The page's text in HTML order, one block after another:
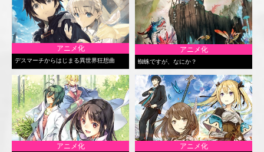
アニメ化
デスマーチからはじまる異世界狂想曲
アニメ化
蜘蛛ですが、なにか？
アニメ化 アニメ化